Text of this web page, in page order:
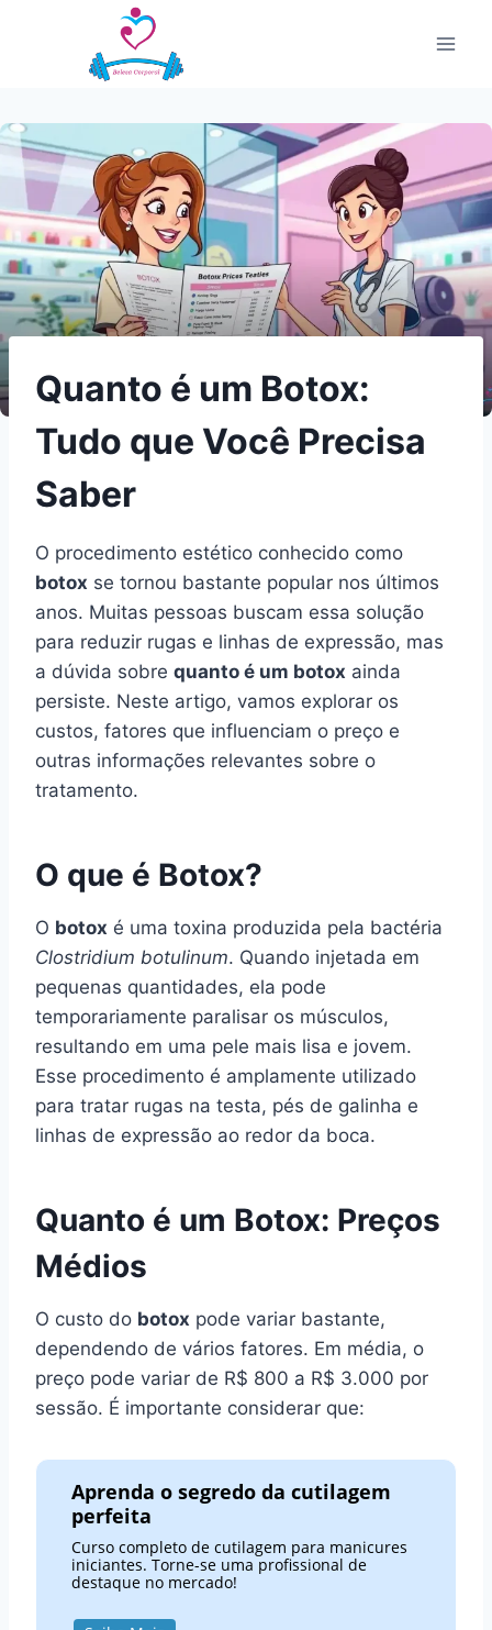
Quanto é um Botox:
Tudo que Você Precisa
Saber
O procedimento estético conhecido como
botox se tornou bastante popular nos últimos
anos. Muitas pessoas buscam essa solução
para reduzir rugas e linhas de expressão, mas
a dúvida sobre quanto é um botox ainda
persiste. Neste artigo, vamos explorar os
custos, fatores que influenciam o preço e
outras informações relevantes sobre o
tratamento.
O que é Botox?
O botox é uma toxina produzida pela bactéria
Clostridium botulinum. Quando injetada em
pequenas quantidades, ela pode
temporariamente paralisar os músculos,
resultando em uma pele mais lisa e jovem.
Esse procedimento é amplamente utilizado
para tratar rugas na testa, pés de galinha e
linhas de expressão ao redor da boca.
Quanto é um Botox: Preços
Médios
O custo do botox pode variar bastante,
dependendo de vários fatores. Em média, o
preço pode variar de R$ 800 a R$ 3.000 por
sessão. É importante considerar que:
Aprenda o segredo da cutilagem
perfeita
Curso completo de cutilagem para manicures
iniciantes. Torne-se uma profissional de
destaque no mercado!